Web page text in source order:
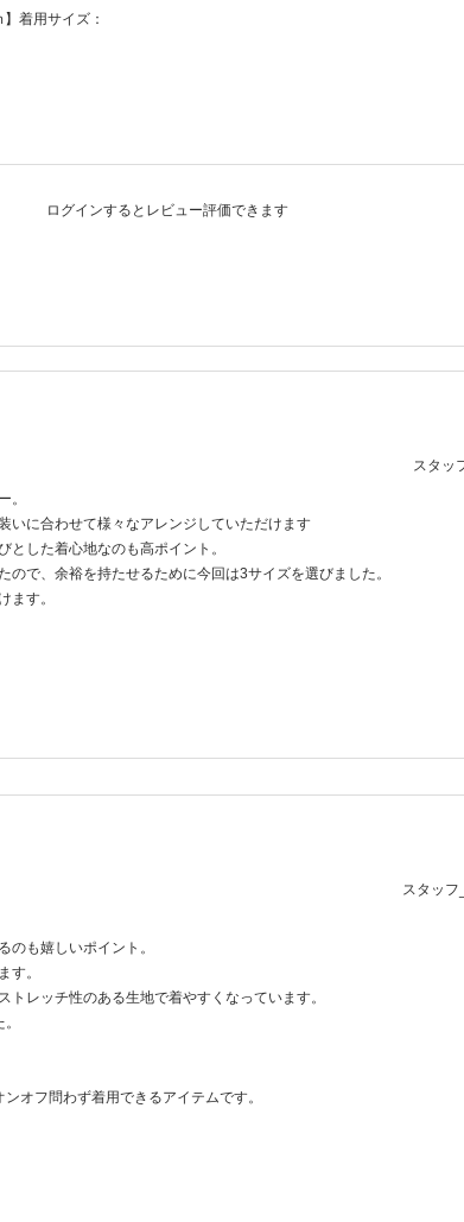
着用サイズ：
ログインするとレビュー評価できます
スタッ
。
いに合わせて様々なアレンジしていただけます
した着心地なのも高ポイント。
で、余裕を持たせるために今回は3サイズを選びました。
ます。
スタッ
のも嬉しいポイント。
す。
レッチ性のある生地で着やすくなっています。
オフ問わず着用できるアイテムです。